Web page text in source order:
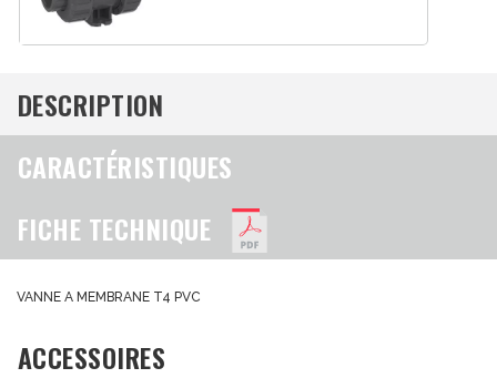
DESCRIPTION
CARACTÉRISTIQUES
FICHE TECHNIQUE
VANNE A MEMBRANE T4 PVC
ACCESSOIRES